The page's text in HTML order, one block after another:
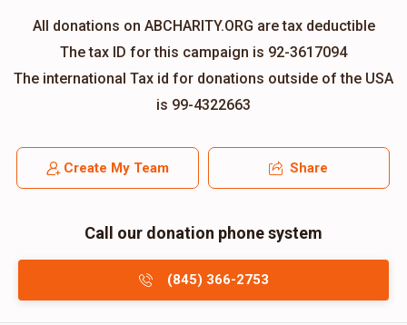
All donations on ABCHARITY.ORG are tax deductible
The tax ID for this campaign is 92-3617094
The international Tax id for donations outside of the USA
is 99-4322663
Create My Team Share
Call our donation phone system
(845) 366-2753